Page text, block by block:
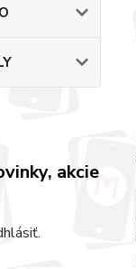
akcie